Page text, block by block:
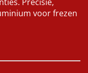
voor frezen